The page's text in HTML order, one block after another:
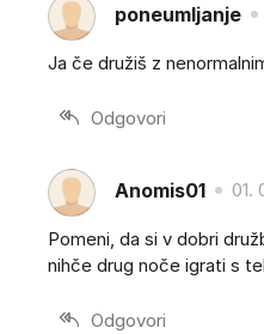
poneumljanje
Ja če družiš z
Odgovori
Anomis01 01.
Pomeni, da si v dobri
nihče drug noče igrati s
Odgovori